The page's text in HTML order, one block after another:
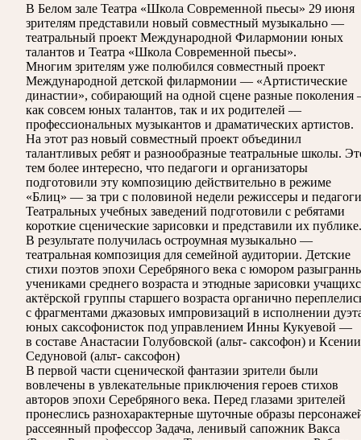
В Белом зале Театра «Школа Современной пьесы» 29 июня
зрителям представили новый совместный музыкально —
театральный проект Международной Филармонии юных
талантов и Театра «Школа Современной пьесы».
Многим зрителям уже полюбился совместный проект
Международной детской филармонии — «Артистические
династии», собирающий на одной сцене разные
как совсем юных талантов, так и их родителей —
профессиональных музыкантов и драматических артистов.
На этот раз новый совместный проект объединил
талантливых ребят и разнообразные театральные школы.
тем более интересно, что педагоги и организаторы
подготовили эту композицию действительно в режиме
«Блиц» — за три с половиной недели режиссеры и педагоги
Театральных учебных заведений подготовили с ребятами
короткие сценические зарисовки и представили их публике.
В результате получилась остроумная музыкально —
театральная композиция для семейной аудитории. Детские
стихи поэтов эпохи Серебряного века с юмором
учениками среднего возраста и этюдные зарисовки
актёрской группы старшего возраста органично
с фрагментами джазовых импровизаций в исполнении
юных саксофонисток под управлением Инны Кукуевой —
в составе Анастасии Голубовской (альт- саксофон) и Ксении
Седуновой (альт- саксофон)
В первой части сценической фантазии зрители были
вовлечены в увлекательные приключения героев стихов
авторов эпохи Серебряного века. Перед глазами зрителей
пронеслись разнохарактерные шуточные образы
рассеянный профессор Задача, ленивый сапожник Вакса